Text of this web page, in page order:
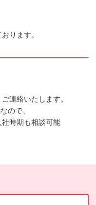
ります。
連絡いたします。
ので、
時期も相談可能